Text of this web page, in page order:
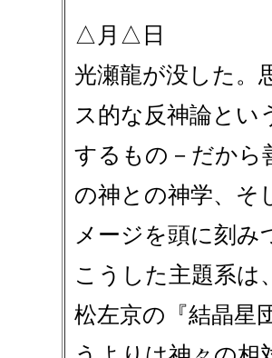
△月△日
光瀬龍が没した。
ス的な反神論とい
するもの－だから
の神との神学、そ
メージを頭に刻み
こうした主題系は
松左京の『結晶星